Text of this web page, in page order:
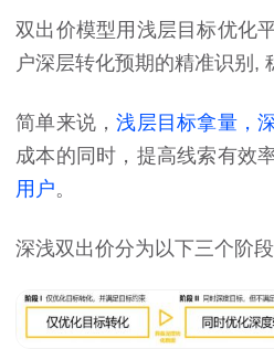
双出价模型用浅层目标优化
户深层转化预期的精准识别,
简单来说，浅层目标拿量，
成本的同时，提高线索有效率
用户。
深浅双出价分为以下三个阶段